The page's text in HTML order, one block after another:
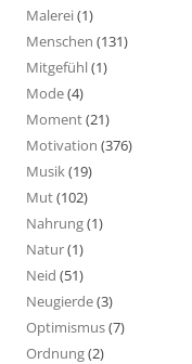
Malerei(1)
Menschen (131)
Mitgefühl(1)
Mode(4)
Moment(21)
Motivation (376)
Musik(19)
Mut(102)
Nahrung(1)
Natur(1)
Neid (51)
Neugierde(3)
Optimismus(7)
Ordnung(2)